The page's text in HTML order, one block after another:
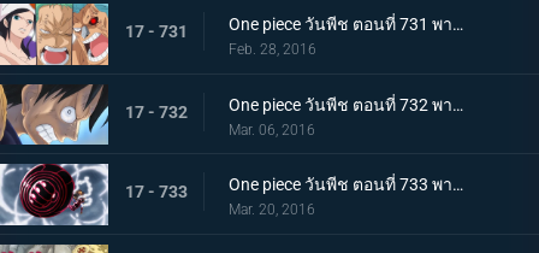
17 - 731 One piece วันพีช ตอนที่ 731 พากย์ไทย ตราบที่ยังมีชีวิต! ต้องหยุดกรงนกมรณะให้ได้!
Feb. 28, 2016
17 - 732 One piece วันพีช ตอนที่ 732 พากย์ไทย อยู่หรือตาย! การนับถอยหลังของโชคชะตากรรม!
Mar. 06, 2016
17 - 733 One piece วันพีช ตอนที่ 733 พากย์ไทย พิฆาตสวรรค์! คิงคองกันแห่งความโกรธของลูฟี่!
Mar. 20, 2016